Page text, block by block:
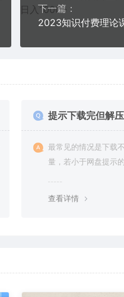
下一篇：
提示下载完但解
最常见的情况是下载
量，若小于网盘提示
查看详情